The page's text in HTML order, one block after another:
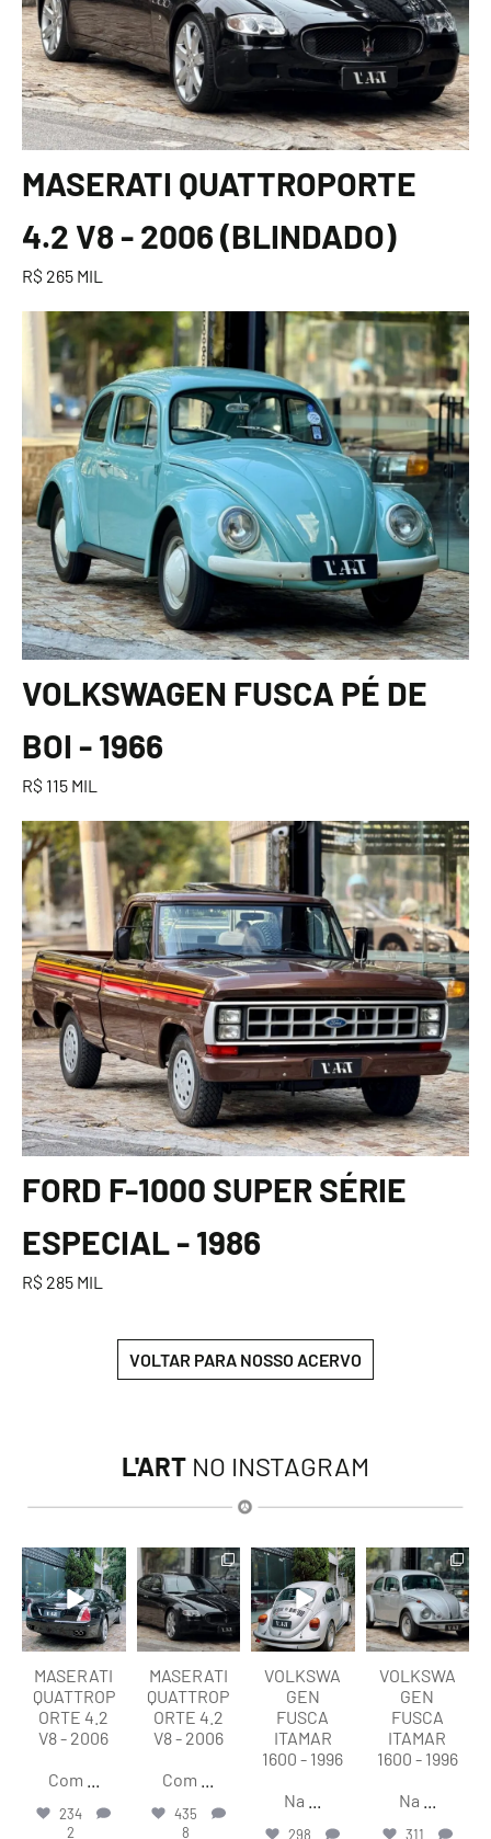
MASERATI QUATTROPORTE
4.2 V8 - 2006 (BLINDADO)
R$ 265 MIL
VOLKSWAGEN FUSCA PÉ DE
BOI - 1966
R$ 115 MIL
FORD F-1000 SUPER SÉRIE
ESPECIAL - 1986
R$ 285 MIL
VOLTAR PARA NOSSO ACERVO
L'ART NO INSTAGRAM
lart.br
Ago 6
MASERATI
QUATTROP
ORTE 4.2
V8 - 2006
Com
234
2
lart.br
Ago 6
MASERATI
QUATTROP
ORTE 4.2
V8 - 2006
Com
435
8
lart.br
Ago 6
VOLKSWA
GEN
FUSCA
ITAMAR
1600 - 1996
Na
298
lart.br
Ago 6
VOLKSWA
GEN
FUSCA
ITAMAR
1600 - 1996
Na
311